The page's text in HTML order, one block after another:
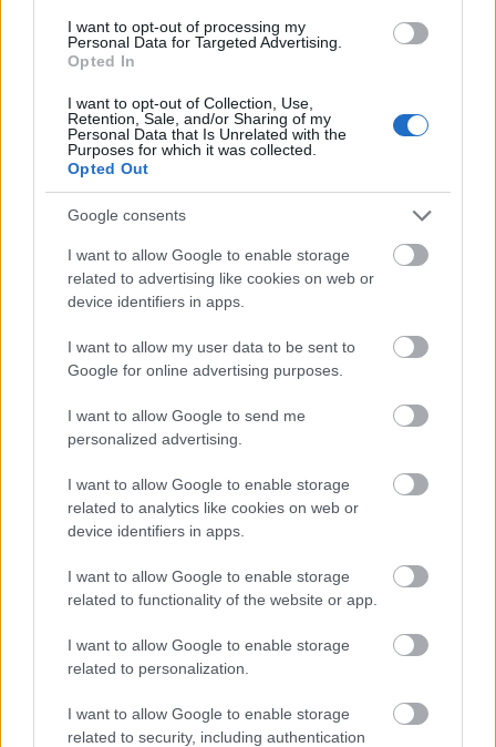
I want to opt-out of processing my
Personal Data for Targeted Advertising.
Opted In
I want to opt-out of Collection, Use,
Retention, Sale, and/or Sharing of my
Personal Data that Is Unrelated with the
Purposes for which it was collected.
Opted Out
Google consents
I want to allow Google to enable storage
related to advertising like cookies on web or
device identifiers in apps.
I want to allow my user data to be sent to
Google for online advertising purposes.
I want to allow Google to send me
personalized advertising.
I want to allow Google to enable storage
related to analytics like cookies on web or
device identifiers in apps.
I want to allow Google to enable storage
related to functionality of the website or app.
I want to allow Google to enable storage
related to personalization.
I want to allow Google to enable storage
related to security, including authentication
Uniós források: íme a teendők, amelyek a
pénzek érkezéséhez még szükségesek
ELEMZÉSEK 2026. júl. 20.
Minden idők legjövedelmezőbbje és
gyorsmérleg
2026. júl. 20.